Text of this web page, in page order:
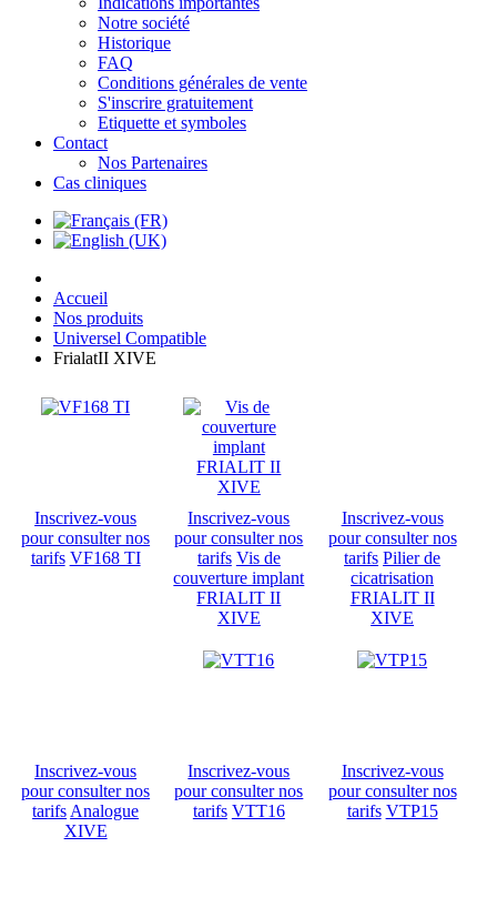
Notre société
Historique
FAQ
Conditions générales de vente
S'inscrire gratuitement
Etiquette et symboles
Contact
Nos Partenaires
Cas cliniques
Accueil
Nos produits
Universel Compatible
FrialatII XIVE
Inscrivez-vous
pour consulter nos
tarifs VF168 TI
Inscrivez-vous
pour consulter nos
tarifs Vis de
couverture implant
FRIALIT II
XIVE
Inscrivez-vous
pour consulter nos
tarifs Pilier de
cicatrisation
FRIALIT II
XIVE
Inscrivez-vous
pour consulter nos
tarifs Analogue
XIVE
Inscrivez-vous
pour consulter nos
tarifs VTT16
Inscrivez-vous
pour consulter nos
tarifs VTP15